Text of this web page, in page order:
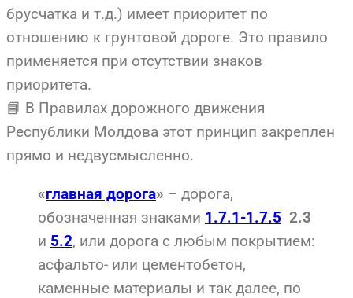
брусчатка и т.д.) имеет приоритет по
отношению к грунтовой дороге. Это правило
применяется при отсутствии знаков
приоритета.
📘 В Правилах дорожного движения
Республики Молдова этот принцип закреплен
прямо и недвусмысленно.
«главная дорога» – дорога,
обозначенная знаками 1.7.1-1.7.5 2.3
и 5.2, или дорога с любым покрытием:
асфальто- или цементобетон,
каменные материалы и так далее, по